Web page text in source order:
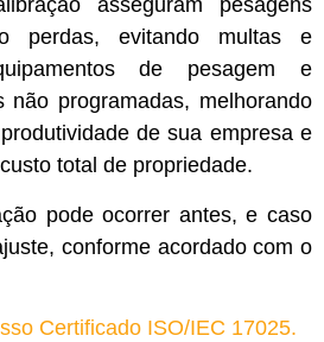
asseguram pesagens
perdas, evitando multas e
de pesagem e
não programadas, melhorando
de sua empresa e
total de propriedade.
pode ocorrer antes, e caso
conforme acordado com o
Certificado ISO/IEC 17025.